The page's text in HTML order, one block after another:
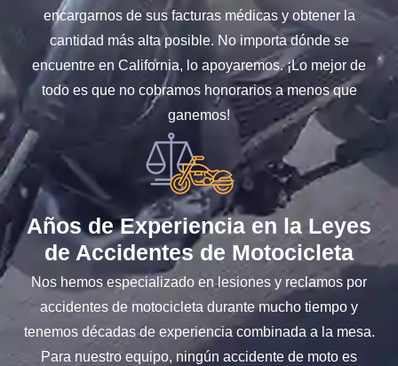
encargarnos de sus facturas médicas y obtener la
cantidad más alta posible. No importa dónde se
encuentre en California, lo apoyaremos. ¡Lo mejor de
todo es que no cobramos honorarios a menos que
ganemos!
Años de Experiencia en la Leyes
de Accidentes de Motocicleta
Nos hemos especializado en lesiones y reclamos por
accidentes de motocicleta durante mucho tiempo y
tenemos décadas de experiencia combinada a la mesa.
Para nuestro equipo, ningún accidente de moto es